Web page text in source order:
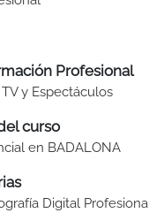
Profesional
y Espectáculos
curso
en BADALONA
Digital